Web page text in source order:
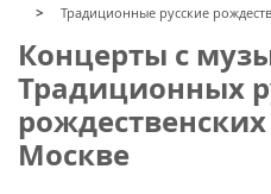
с 10:00 до 20:00
Традиционные русские
Концерты с
Традиционных
Москве